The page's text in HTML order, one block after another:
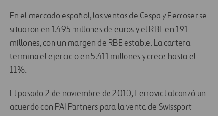
En el mercado español, las ventas de Cespa y Ferroser se
situaron en 1.495 millones de euros y el RBE en 191
millones, con un margen de RBE estable. La cartera
termina el ejercicio en 5.411 millones y crece hasta el
11%.
El pasado 2 de noviembre de 2010, Ferrovial alcanzó un
acuerdo con PAI Partners para la venta de Swissport